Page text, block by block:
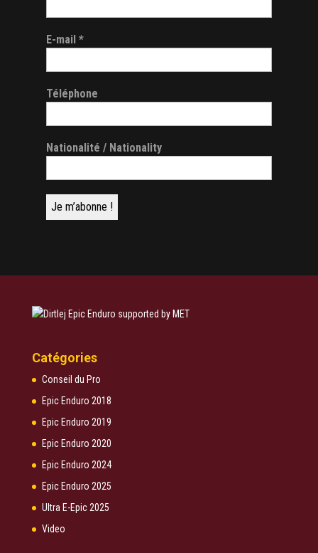
E-mail *
Téléphone
Nationalité / Nationality
Catégories
Conseil du Pro
Epic Enduro 2018
Epic Enduro 2019
Epic Enduro 2020
Epic Enduro 2024
Epic Enduro 2025
Ultra E-Epic 2025
Video